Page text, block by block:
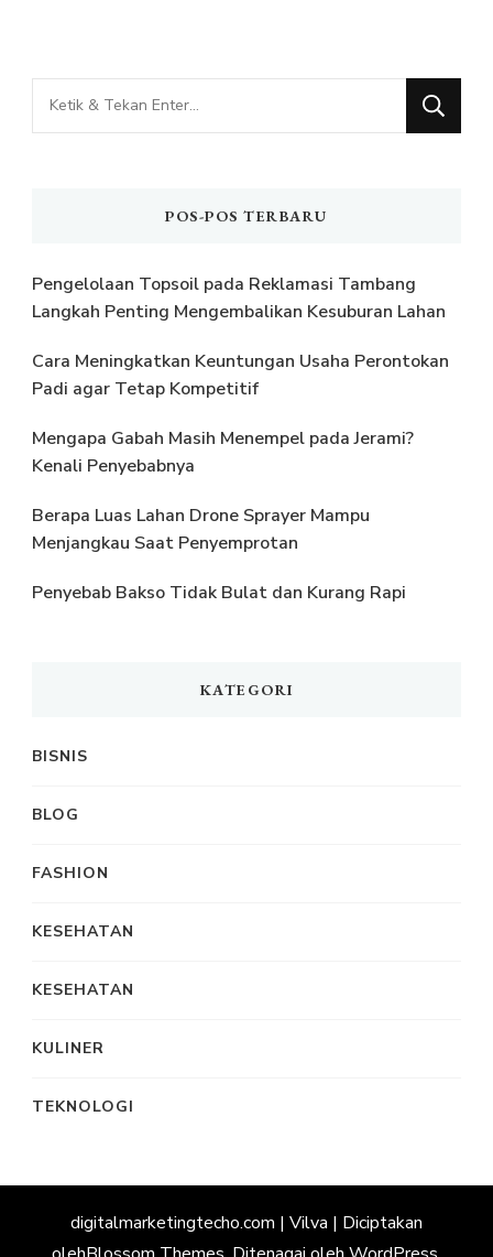
Mencari
Sesuatu?
POS-POS TERBARU
Pengelolaan Topsoil pada Reklamasi Tambang
Langkah Penting Mengembalikan Kesuburan Lahan
Cara Meningkatkan Keuntungan Usaha Perontokan
Padi agar Tetap Kompetitif
Mengapa Gabah Masih Menempel pada Jerami?
Kenali Penyebabnya
Berapa Luas Lahan Drone Sprayer Mampu
Menjangkau Saat Penyemprotan
Penyebab Bakso Tidak Bulat dan Kurang Rapi
KATEGORI
BISNIS
BLOG
FASHION
KESEHATAN
KESEHATAN
KULINER
TEKNOLOGI
digitalmarketingtecho.com | Vilva | Diciptakan